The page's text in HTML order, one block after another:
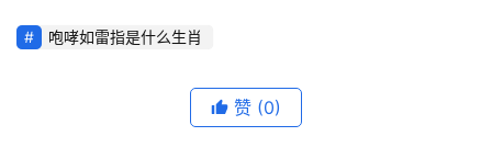
咆哮如雷指是什么生肖
赞 (0)